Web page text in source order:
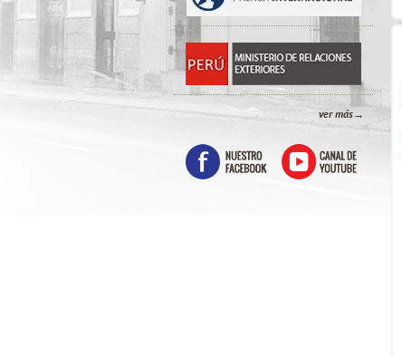
ver más